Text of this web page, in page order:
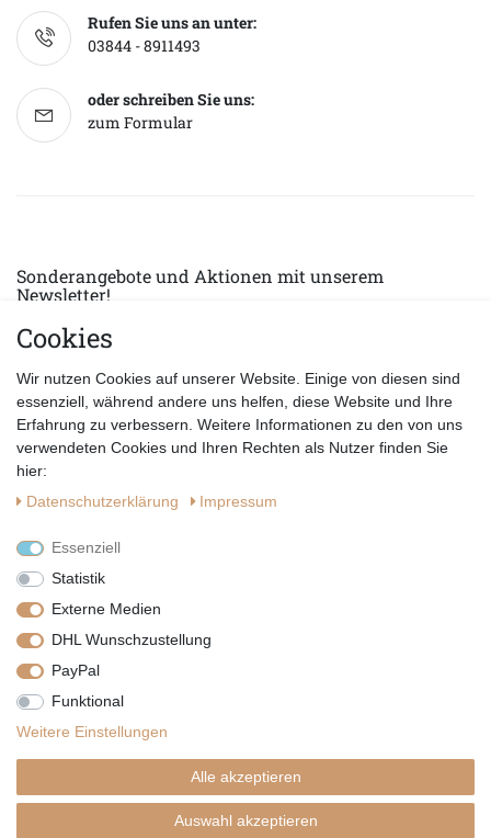
Rufen Sie uns an unter:
03844 - 8911493
oder schreiben Sie uns:
zum Formular
Sonderangebote und Aktionen mit unserem
Newsletter!
E-MAIL *
Datenschutzerklärung
Vertrag widerrufen
Copyright by Telli´s Welt
Cookies
Wir nutzen Cookies auf unserer Website. Einige von diesen sind
essenziell, während andere uns helfen, diese Website und Ihre
Erfahrung zu verbessern. Weitere Informationen zu den von uns
verwendeten Cookies und Ihren Rechten als Nutzer finden Sie
hier:
Daten­schutz­erklärung
Impressum
Essenziell
Statistik
Externe Medien
DHL Wunschzustellung
PayPal
Funktional
Weitere Einstellungen
Alle akzeptieren
Auswahl akzeptieren